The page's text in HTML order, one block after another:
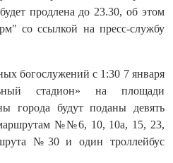
продлена до 23.30, об этом
со ссылкой на пресс-службу
богослужений с 1:30 7 января
стадион» на площади
города будут поданы девять
№№6, 10, 10а, 15, 23,
№30 и один троллейбус